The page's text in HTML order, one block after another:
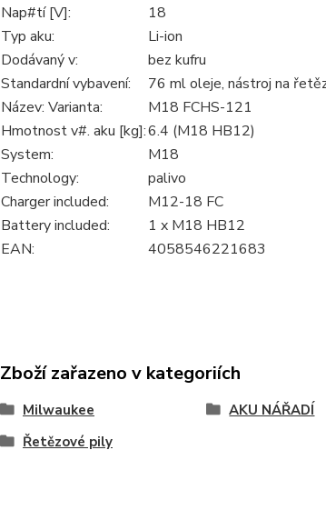
Nap#tí [V]:
18
Typ aku:
Li-ion
Dodávaný v:
bez kufru
Standardní vybavení:
76 ml oleje, nástroj na
Název: Varianta:
M18 FCHS-121
Hmotnost v#. aku [kg]:6.4 (M18 HB12)
System:
M18
Technology:
palivo
Charger included:
M12-18 FC
Battery included:
1 x M18 HB12
EAN:
4058546221683
Zboží zařazeno v kategoriích
Milwaukee AKU NÁŘADÍ
Řetězové pily